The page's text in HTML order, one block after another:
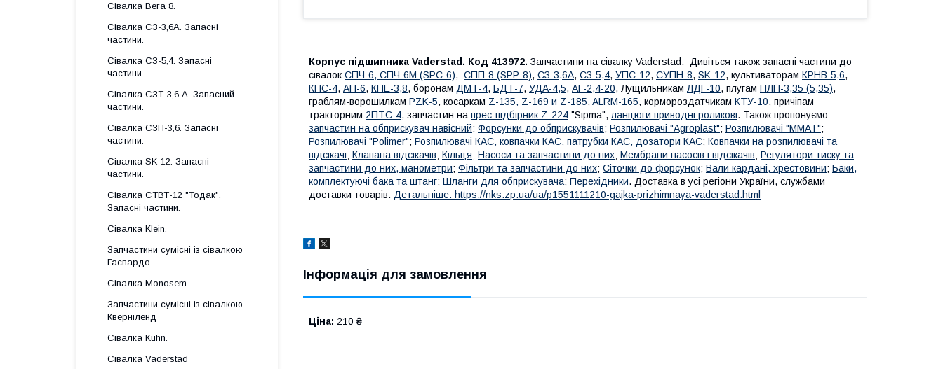
Корпус підшипника Vaderstad. Код 413972. Запчастини на сівалку Vaderstad. Дивіться також запасні частини до
сівалок СПЧ-6, СПЧ-6М (SPС-6), СПП-8 (SPP-8), СЗ-3,6А, СЗ-5,4, УПС-12, СУПН-8, SK-12, культиваторам КРНВ-5,6,
КПС-4, АП-6, КПЕ-3,8, боронам ДМТ-4, БДТ-7, УДА-4,5, АГ-2,4-20, Лущильникам ЛДГ-10, плугам ПЛН-3,35 (5,35),
граблям-ворошилкам PZK-5, косаркам Z-135, Z-169 и Z-185, ALRM-165, кормороздатчикам КТУ-10, причіпам
тракторним 2ПТС-4, запчастин напрес-підбірник Z-224 "Sipma",ланцюги приводні роликові. Також пропонуємо
запчастин на обприскувач навісний: Форсунки до обприскувачів; Розпилювачі "Agroplast"; Розпилювачі "MMAT";
Розпилювачі "Polimer"; Розпилювачі КАС, ковпачки КАС, патрубки КАС, дозатори КАС; Ковпачки на розпилювачі та
відсікачі; Клапана відсікачів; Кільця; Насоси та запчастини до них; Мембрани насосів і відсікачів; Регулятори тиску та
запчастини до них, манометри; Фільтри та запчастини до них; Сіточки до форсунок; Вали кардані, хрестовини; Баки,
комплектуючі бака та штанг; Шланги для обприскувача; Перехідники. Доставка в усі регіони України, службами
доставки товарів. Детальніше: https://nks.zp.ua/ua/p1551111210-gajka-prizhimnaya-vaderstad.html
Інформація для замовлення
Ціна: 210 ₴
Сівалка Вега 8.
Сівалка СЗ-3,6А. Запасні
частини.
Сівалка СЗ-5,4. Запасні
частини.
Сівалка СЗТ-3,6 А. Запасний
частини.
Сівалка СЗП-3,6. Запасні
частини.
Сівалка SK-12. Запасні
частини.
Сівалка СТВТ-12 "Тодак".
Запасні частини.
Сівалка Klein.
Запчастини сумісні із сівалкою
Гаспардo
Сівалка Monosem.
Запчастини сумісні із сівалкою
Кверніленд
Сівалка Kuhn.
Сівалка Vaderstad